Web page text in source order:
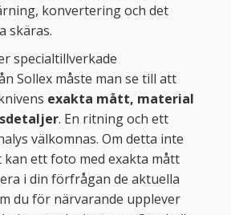
konvertering och det
skäras.
specialtillverkade
Sollex måste man se till att
exakta mått, material
. En ritning och ett
välkomnas. Om detta inte
ett foto med exakta mått
i din förfrågan de aktuella
du för närvarande upplever